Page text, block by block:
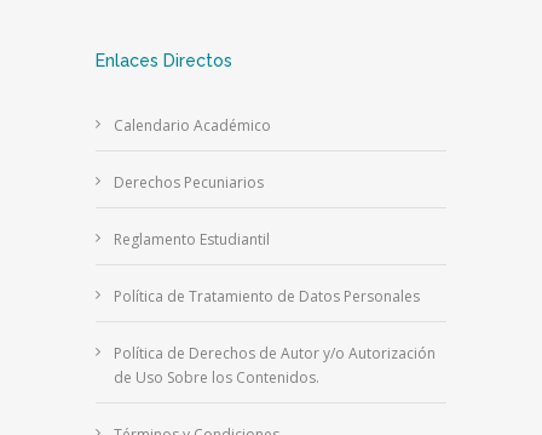
Enlaces Directos
Calendario Académico
Derechos Pecuniarios
Reglamento Estudiantil
Política de Tratamiento de Datos Personales
Política de Derechos de Autor y/o Autorización
de Uso Sobre los Contenidos.